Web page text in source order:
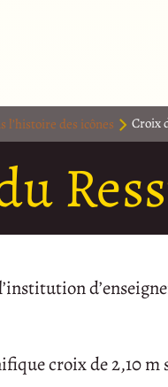
l’histoire des icônes Croix
croix de 2,10